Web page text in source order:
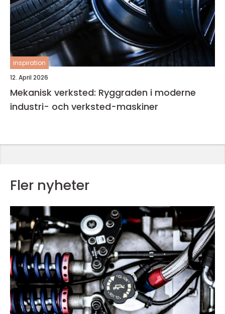
inspiration
12. April 2026
Mekanisk verksted: Ryggraden i moderne
industri- och verksted-maskiner
Fler nyheter